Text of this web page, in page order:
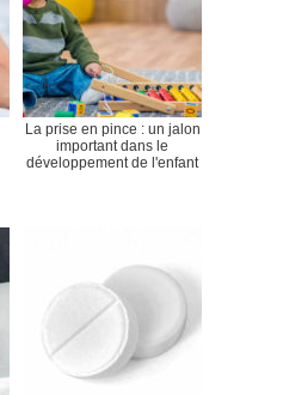
La prise en pince : un jalon
important dans le
développement de l'enfant